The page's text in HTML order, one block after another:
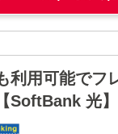
利用可能でフ
SoftBank 光】